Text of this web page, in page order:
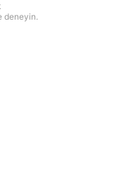
deneyin.